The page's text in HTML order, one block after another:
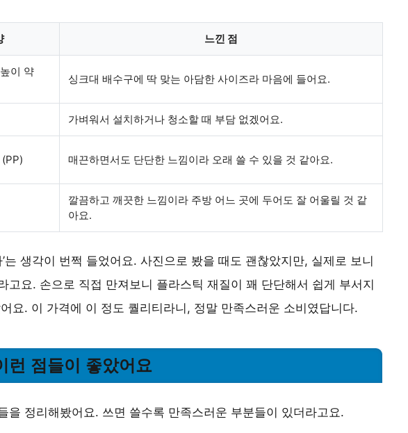
느낀 점
이 약
싱크대 배수구에 딱 맞는 아담한 사이즈라 마음에 들어요.
가벼워서 설치하거나 청소할 때 부담 없겠어요.
매끈하면서도 단단한 느낌이라 오래 쓸 수 있을 것 같아요.
깔끔하고 깨끗한 느낌이라 주방 어느 곳에 두어도 잘 어울릴 것 같
아요.
는 생각이 번쩍 들었어요. 사진으로 봤을 때도 괜찮았지만, 실제로 보니
고요. 손으로 직접 만져보니 플라스틱 재질이 꽤 단단해서 쉽게 부서지
요. 이 가격에 이 정도 퀄리티라니, 정말 만족스러운 소비였답니다.
런 점들이 좋았어요
을 정리해봤어요. 쓰면 쓸수록 만족스러운 부분들이 있더라고요.